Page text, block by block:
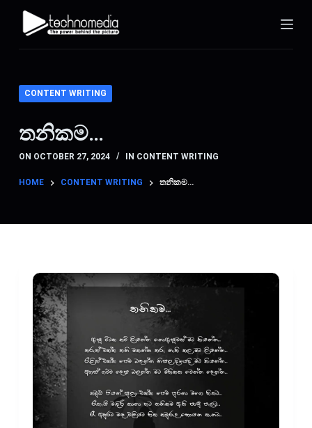
o
o
CONTENT WRITING
තනිකම…
ON OCTOBER 27, 2024 IN CONTENT WRITING
HOME CONTENT WRITING තනිකම…